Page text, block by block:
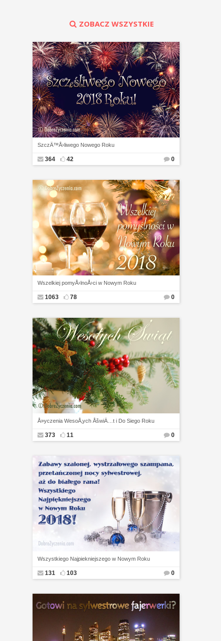
ZOBACZ WSZYSTKIE
SzczÄ™Å›liwego Nowego Roku
364 42 0
Wszelkiej pomyÅ›lnoÅ›ci w Nowym Roku
1063 78 0
Å»yczenia WesoÅ‚ych ÅšwiÄ…t i Do Siego Roku
373 11 0
Wszystkiego Najpiekniejszego w Nowym Roku
131 103 0